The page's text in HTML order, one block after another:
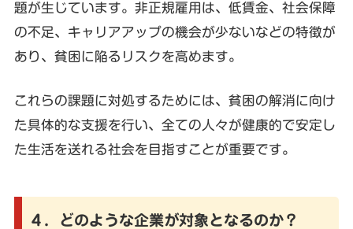
題が生じています。非正規雇用は、低賃金、社会保障
の不足、キャリアアップの機会が少ないなどの特徴が
あり、貧困に陥るリスクを高めます。
これらの課題に対処するためには、貧困の解消に向け
た具体的な支援を行い、全ての人々が健康的で安定し
た生活を送れる社会を目指すことが重要です。
４．どのような企業が対象となるのか？